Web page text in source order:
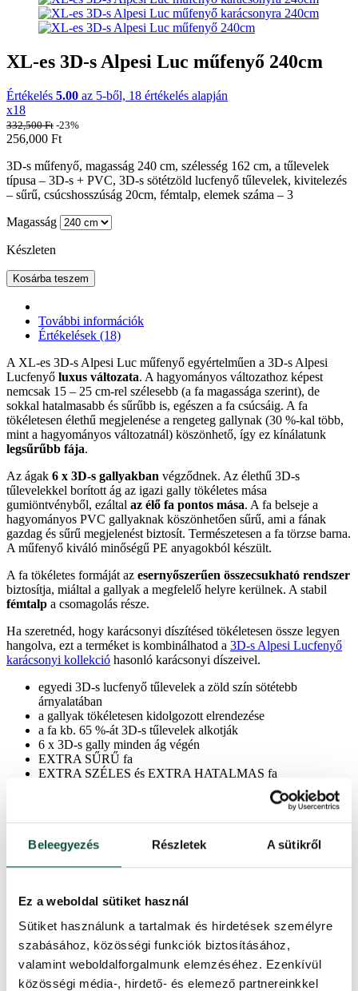
Beleegyezés Részletek A sütikről
Ez a weboldal sütiket használ
Sütiket használunk a tartalmak és hirdetések személyre
szabásához, közösségi funkciók biztosításához,
valamint weboldalforgalmunk elemzéséhez. Ezenkívül
közösségi média-, hirdető- és elemező partnereinkkel
XL-es 3D-s Alpesi Luc műfenyő 240cm
Értékelés 5.00 az 5-ből, 18 értékelés alapján
x18
332,500Ft -23%
256,000 Ft
3D-s műfenyő, magasság 240 cm, szélesség 162 cm, a tűlevelek
típusa – 3D-s + PVC, 3D-s sötétzöld lucfenyő tűlevelek, kivitelezés
– sűrű, csúcshosszúság 20cm, fémtalp, elemek száma – 3
Magasság
Készleten
Kosárba teszem
További információk
Értékelések (18)
A XL-es 3D-s Alpesi Luc műfenyő egyértelműen a 3D-s Alpesi
Lucfenyő luxus változata. A hagyományos változathoz képest
nemcsak 15 – 25 cm-rel szélesebb (a fa magassága szerint), de
sokkal hatalmasabb és sűrűbb is, egészen a fa csúcsáig. A fa
tökéletesen élethű megjelenése a rengeteg gallynak (30 %-kal több,
mint a hagyományos változatnál) köszönhető, így ez kínálatunk
legsűrűbb fája.
Az ágak 6 x 3D-s gallyakban végződnek. Az élethű 3D-s
tűlevelekkel borított ág az igazi gally tökéletes mása
gumiöntvényből, ezáltal az élő fa pontos mása. A fa belseje a
hagyományos PVC gallyaknak köszönhetően sűrű, ami a fának
gazdag és sűrű megjelenést biztosít. Természetesen a fa törzse barna.
A műfenyő kiváló minőségű PE anyagokból készült.
A fa tökéletes formáját az esernyőszerűen összecsukható rendszer
biztosítja, miáltal a gallyak a megfelelő helyre kerülnek. A stabil
fémtalp a csomagolás része.
Ha szeretnéd, hogy karácsonyi díszítésed tökéletesen össze legyen
hangolva, ezt a terméket is kombinálhatod a 3D-s Alpesi Lucfenyő
karácsonyi kollekció hasonló karácsonyi díszeivel.
egyedi 3D-s lucfenyő tűlevelek a zöld szín sötétebb
árnyalatában
a gallyak tökéletesen kidolgozott elrendezése
a fa kb. 65 %-át 3D-s tűlevelek alkotják
6 x 3D-s gally minden ág végén
EXTRA SŰRŰ fa
EXTRA SZÉLES és EXTRA HATALMAS fa
formájáért
minden karácsonyi dekorációval mutatós
stabilitást adó fémtalp
Az XL-es Alpesi Lucfenyő összehasonlítás a 3D-s Alpesi Lucfenyő
hagyományos változatával: